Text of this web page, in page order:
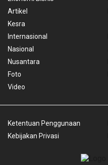
Artikel
Kesra
Internasional
Nasional
Nusantara
Foto
Video
Ketentuan Penggunaan
Kebijakan Privasi